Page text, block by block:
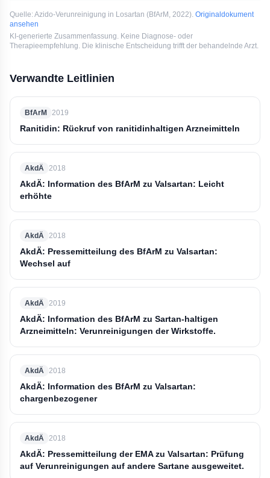
Quelle: Azido-Verunreinigung in Losartan (BfArM , 2022). Originaldokument
ansehen
KI-generierte Zusammenfassung. Keine Diagnose- oder
Therapieempfehlung. Die klinische Entscheidung trifft der behandelnde Arzt.
Verwandte Leitlinien
BfArM 2019
Ranitidin: Rückruf von ranitidinhaltigen Arzneimitteln
AkdÄ 2018
AkdÄ: Information des BfArM zu Valsartan: Leicht
erhöhte
AkdÄ 2018
AkdÄ: Pressemitteilung des BfArM zu Valsartan:
Wechsel auf
AkdÄ 2019
AkdÄ: Information des BfArM zu Sartan-haltigen
Arzneimitteln: Verunreinigungen der Wirkstoffe.
AkdÄ 2018
AkdÄ: Information des BfArM zu Valsartan:
chargenbezogener
AkdÄ 2018
AkdÄ: Pressemitteilung der EMA zu Valsartan: Prüfung
auf Verunreinigungen auf andere Sartane ausgeweitet.